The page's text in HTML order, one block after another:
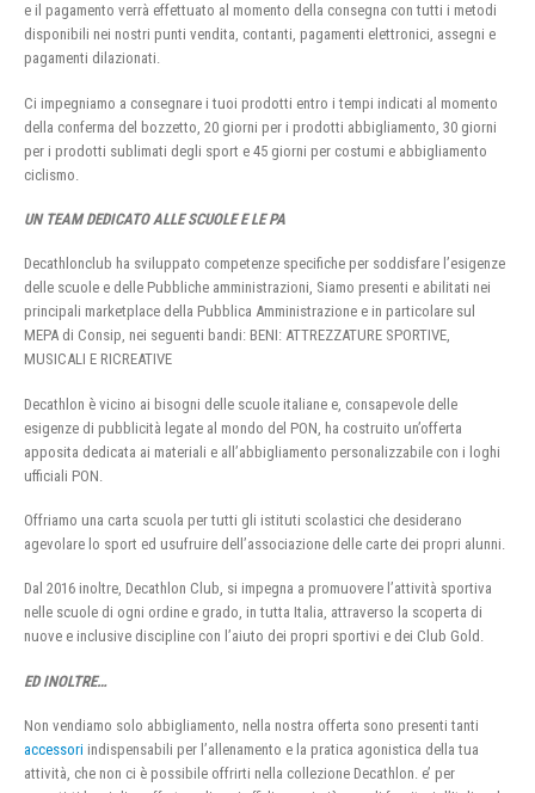
e il pagamento verrà effettuato al momento della consegna con tutti i metodi
disponibili nei nostri punti vendita, contanti, pagamenti elettronici, assegni e
pagamenti dilazionati.
Ci impegniamo a consegnare i tuoi prodotti entro i tempi indicati al momento
della conferma del bozzetto, 20 giorni per i prodotti abbigliamento, 30 giorni
per i prodotti sublimati degli sport e 45 giorni per costumi e abbigliamento
ciclismo.
UN TEAM DEDICATO ALLE SCUOLE E LE PA
Decathlonclub ha sviluppato competenze specifiche per soddisfare l’esigenze
delle scuole e delle Pubbliche amministrazioni, Siamo presenti e abilitati nei
principali marketplace della Pubblica Amministrazione e in particolare sul
MEPA di Consip, nei seguenti bandi: BENI: ATTREZZATURE SPORTIVE,
MUSICALI E RICREATIVE
Decathlon è vicino ai bisogni delle scuole italiane e, consapevole delle
esigenze di pubblicità legate al mondo del PON, ha costruito un’offerta
apposita dedicata ai materiali e all’abbigliamento personalizzabile con i loghi
ufficiali PON.
Offriamo una carta scuola per tutti gli istituti scolastici che desiderano
agevolare lo sport ed usufruire dell’associazione delle carte dei propri alunni.
Dal 2016 inoltre, Decathlon Club, si impegna a promuovere l’attività sportiva
nelle scuole di ogni ordine e grado, in tutta Italia, attraverso la scoperta di
nuove e inclusive discipline con l’aiuto dei propri sportivi e dei Club Gold.
ED INOLTRE…
Non vendiamo solo abbigliamento, nella nostra offerta sono presenti tanti
accessori indispensabili per l’allenamento e la pratica agonistica della tua
attività, che non ci è possibile offrirti nella collezione Decathlon. e’ per